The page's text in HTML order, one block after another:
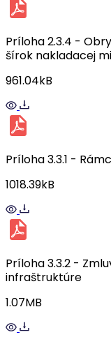
Príloha 2.3.4 -
šírok nakladacej
961.04kB
Príloha 3.3.1 -
1018.39kB
Príloha 3.3.2 -
infraštruktúre
1.07MB